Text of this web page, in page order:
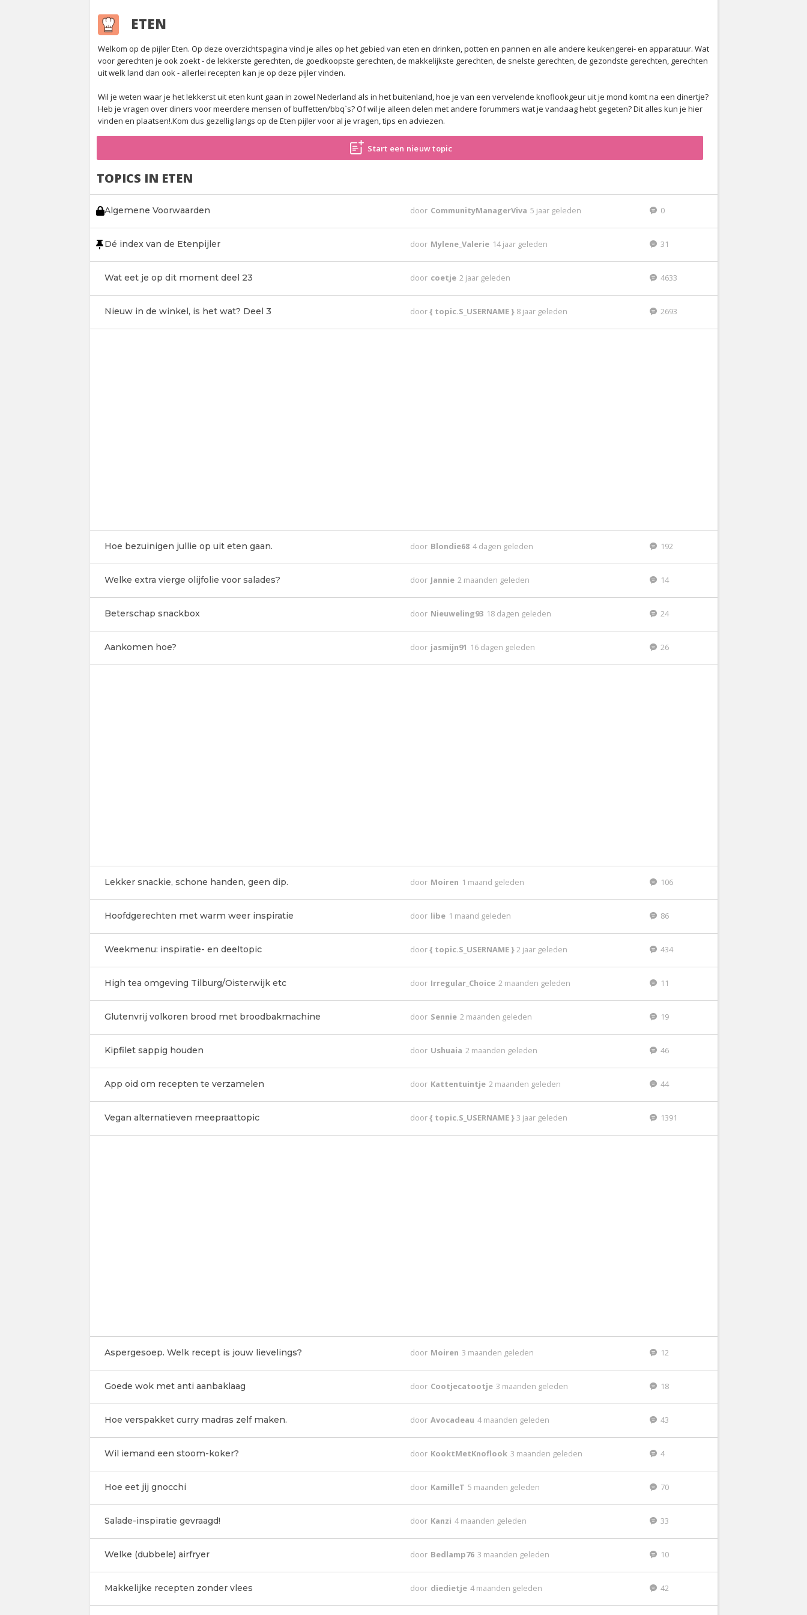
ETEN
Welkom op de pijler Eten. Op deze overzichtspagina vind je alles op het gebied van eten en drinken, potten en pannen en alle andere keukengerei- en apparatuur. Wat
voor gerechten je ook zoekt - de lekkerste gerechten, de goedkoopste gerechten, de makkelijkste gerechten, de snelste gerechten, de gezondste gerechten, gerechten
uit welk land dan ook - allerlei recepten kan je op deze pijler vinden.
Wil je weten waar je het lekkerst uit eten kunt gaan in zowel Nederland als in het buitenland, hoe je van een vervelende knoflookgeur uit je mond komt na een dinertje?
Heb je vragen over diners voor meerdere mensen of buffetten/bbq`s? Of wil je alleen delen met andere forummers wat je vandaag hebt gegeten? Dit alles kun je hier
vinden en plaatsen!.Kom dus gezellig langs op de Eten pijler voor al je vragen, tips en adviezen.
Start een nieuw topic
TOPICS IN ETEN
Algemene Voorwaarden door CommunityManagerViva 5 jaar geleden 0
Dé index van de Etenpijler door Mylene_Valerie 14 jaar geleden 31
Wat eet je op dit moment deel 23 door coetje 2 jaar geleden 4633
Nieuw in de winkel, is het wat? Deel 3 door{ topic.S_USERNAME } 8 jaar geleden 2693
Hoe bezuinigen jullie op uit eten gaan. door Blondie68 4 dagen geleden 192
Welke extra vierge olijfolie voor salades? door Jannie 2 maanden geleden 14
Beterschap snackbox door Nieuweling93 18 dagen geleden 24
Aankomen hoe? door jasmijn91 16 dagen geleden 26
Lekker snackie, schone handen, geen dip. door Moiren 1 maand geleden 106
Hoofdgerechten met warm weer inspiratie door libe 1 maand geleden 86
Weekmenu: inspiratie- en deeltopic door{ topic.S_USERNAME }2 jaar geleden 434
High tea omgeving Tilburg/Oisterwijk etc door Irregular_Choice 2 maanden geleden 11
Glutenvrij volkoren brood met broodbakmachine door Sennie 2 maanden geleden 19
Kipfilet sappig houden door Ushuaia 2 maanden geleden 46
App oid om recepten te verzamelen door Kattentuintje 2 maanden geleden 44
Vegan alternatieven meepraattopic door{ topic.S_USERNAME }3 jaar geleden 1391
Aspergesoep. Welk recept is jouw lievelings? door Moiren 3 maanden geleden 12
Goede wok met anti aanbaklaag door Cootjecatootje 3 maanden geleden 18
Hoe verspakket curry madras zelf maken. door Avocadeau 4 maanden geleden 43
Wil iemand een stoom-koker? door KooktMetKnoflook 3 maanden geleden 4
Hoe eet jij gnocchi door KamilleT 5 maanden geleden 70
Salade-inspiratie gevraagd! door Kanzi 4 maanden geleden 33
Welke (dubbele) airfryer door Bedlamp76 3 maanden geleden 10
Makkelijke recepten zonder vlees door diedietje 4 maanden geleden 42